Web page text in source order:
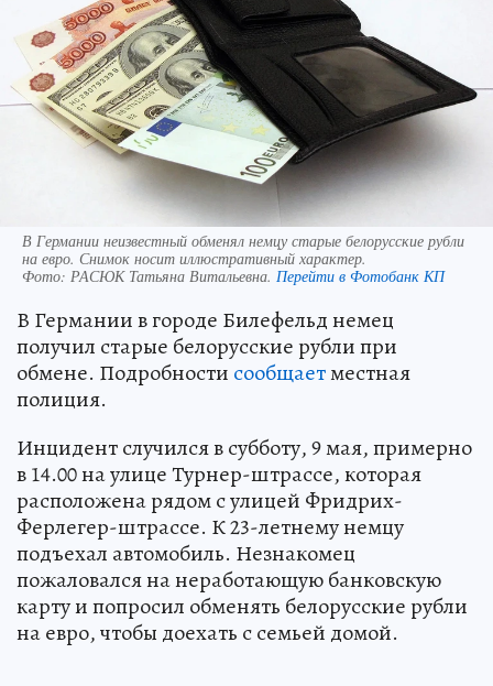
В Германии неизвестный обменял немцу старые белорусские рубли
на евро. Снимок носит иллюстративный характер.
Фото: РАСЮК Татьяна Витальевна. Перейти в Фотобанк КП
В Германии в городе Билефельд немец
получил старые белорусские рубли при
обмене. Подробности сообщаетместная
полиция.
Инцидент случился в субботу, 9 мая, примерно
в 14.00 на улице Турнер-штрассе, которая
расположена рядом с улицей Фридрих-
Ферлегер-штрассе. К 23-летнему немцу
подъехал автомобиль. Незнакомец
пожаловался на неработающую банковскую
карту и попросил обменять белорусские рубли
на евро, чтобы доехать с семьей домой.